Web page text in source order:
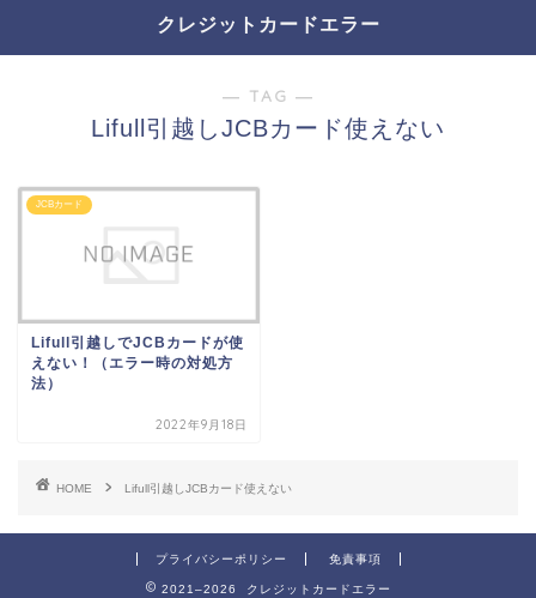
クレジットカードエラー
― TAG ―
Lifull引越しJCBカード使えない
JCBカード
Lifull引越しでJCBカードが使
えない！（エラー時の対処方
法）
2022年9月18日
HOME Lifull引越しJCBカード使えない
プライバシーポリシー 免責事項
2021–2026 クレジットカードエラー